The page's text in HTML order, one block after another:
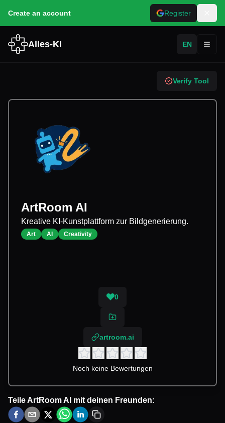
Create an account Register
Alles-KI EN
Verify Tool
ArtRoom AI
Kreative KI-Kunstplattform zur Bildgenerierung.
Art AI Creativity
0
artroom.ai
Noch keine Bewertungen
TeileArtRoom AI mit deinen Freunden: